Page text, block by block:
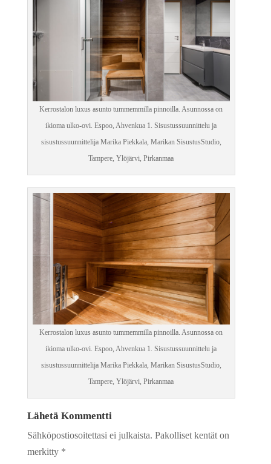
Kerrostalon luxus asunto tummemmilla pinnoilla. Asunnossa on
ikioma ulko-ovi. Espoo, Ahvenkua 1. Sisustussuunnittelu ja
sisustussuunnittelija Marika Piekkala, Marikan SisustusStudio,
Tampere, Ylöjärvi, Pirkanmaa
Kerrostalon luxus asunto tummemmilla pinnoilla. Asunnossa on
ikioma ulko-ovi. Espoo, Ahvenkua 1. Sisustussuunnittelu ja
sisustussuunnittelija Marika Piekkala, Marikan SisustusStudio,
Tampere, Ylöjärvi, Pirkanmaa
Lähetä Kommentti
Sähköpostiosoitettasi ei julkaista. Pakolliset kentät on
merkitty *